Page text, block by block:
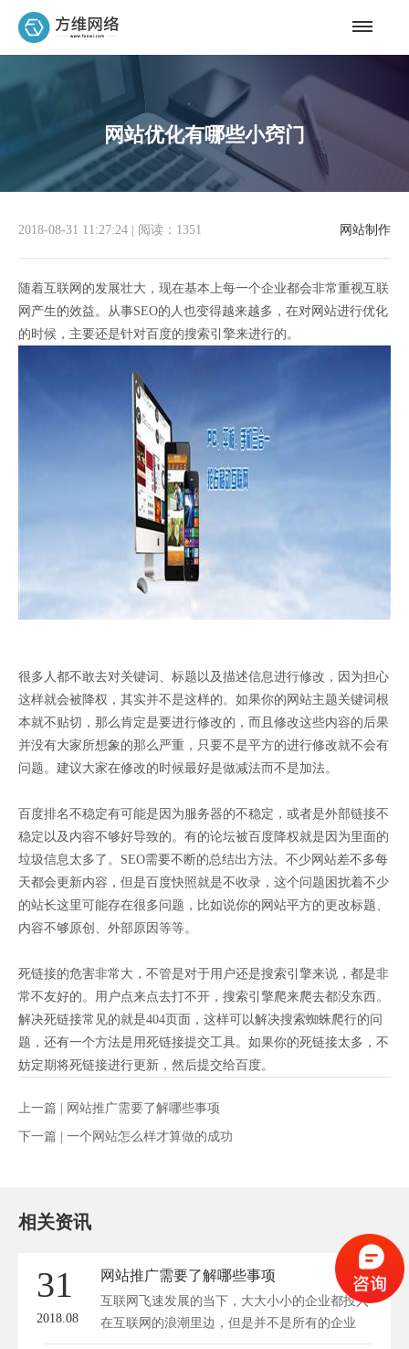
网站优化有哪些小窍门
网站制作
2018-08-31 11:27:24 阅读：1351
随着互联网的发展壮大，现在基本上每一个企业都会非常重视互联
网产生的效益。从事SEO的人也变得越来越多，在对网站进行优化
的时候，主要还是针对百度的搜索引擎来进行的。
很多人都不敢去对关键词、标题以及描述信息进行修改，因为担心
这样就会被降权，其实并不是这样的。如果你的网站主题关键词根
本就不贴切，那么肯定是要进行修改的，而且修改这些内容的后果
并没有大家所想象的那么严重，只要不是平方的进行修改就不会有
问题。建议大家在修改的时候最好是做减法而不是加法。
百度排名不稳定有可能是因为服务器的不稳定，或者是外部链接不
稳定以及内容不够好导致的。有的论坛被百度降权就是因为里面的
垃圾信息太多了。SEO需要不断的总结出方法。不少网站差不多每
天都会更新内容，但是百度快照就是不收录，这个问题困扰着不少
的站长这里可能存在很多问题，比如说你的网站平方的更改标题、
内容不够原创、外部原因等等。
死链接的危害非常大，不管是对于用户还是搜索引擎来说，都是非
常不友好的。用户点来点去打不开，搜索引擎爬来爬去都没东西。
解决死链接常见的就是404页面，这样可以解决搜索蜘蛛爬行的问
题，还有一个方法是用死链接提交工具。如果你的死链接太多，不
妨定期将死链接进行更新，然后提交给百度。
上一篇 | 网站推广需要了解哪些事项
下一篇 | 一个网站怎么样才算做的成功
相关资讯
31
2018.08
网站推广需要了解哪些事项
互联网飞速发展的当下，大大小小的企业都投入
在互联网的浪潮里边，但是并不是所有的企业
都...